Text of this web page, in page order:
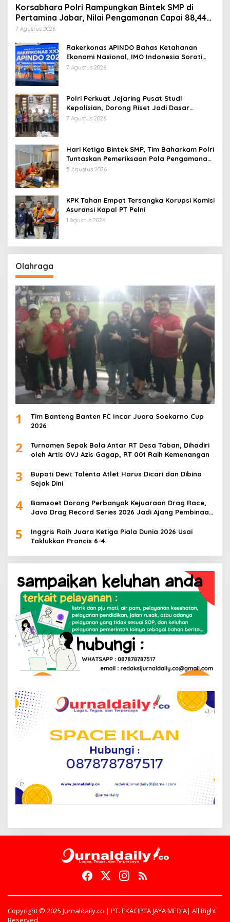
Korsabhara Polri Rampungkan Bintek SMP di
Pertamina Jabar, Nilai Pengamanan Capai 88,44
Persen
7 Agustus 2026
Rakerkonas APINDO Bahas Ketahanan
Ekonomi Nasional, IMO Indonesia Soroti
Pentingnya Kolaborasi Lintas Sektor
7 Agustus 2026
Polri Perkuat Jejaring Pusat Studi
Kepolisian, Dorong Riset Jadi Dasar
Kebijakan dan Inovasi
7 Agustus 2026
Hari Ketiga Bintek SMP, Tim Baharkam Polri
Tuntaskan Pemeriksaan Pola Pengamanan
Pertamina Patra Niaga Jabar
5 Agustus 2026
KPK Tahan Empat Tersangka Korupsi Komisi
Asuransi Kapal PT Pelni
1 Agustus 2026
Olahraga
1
Tim Banteng Banten FC Incar Juara Soekarno Cup
2026
2
Turnamen Sepak Bola Antar RT Desa Taban, Dihadiri
oleh Artis OVJ Azis Gagap, RT 001 Raih Kemenangan
3
Bupati Dewi: Talenta Atlet Harus Dicari dan Dibina
Sejak Dini
4
Bamsoet Dorong Perbanyak Kejuaraan Drag Race,
Java Drag Record Series 2026 Jadi Ajang Pembinaan
5
Inggris Raih Juara Ketiga Piala Dunia 2026 Usai
Taklukkan Prancis 6-4
Copyright © 2025 Jurnaldaily.co | PT. EKACIPTA JAYA MEDIA| All Right